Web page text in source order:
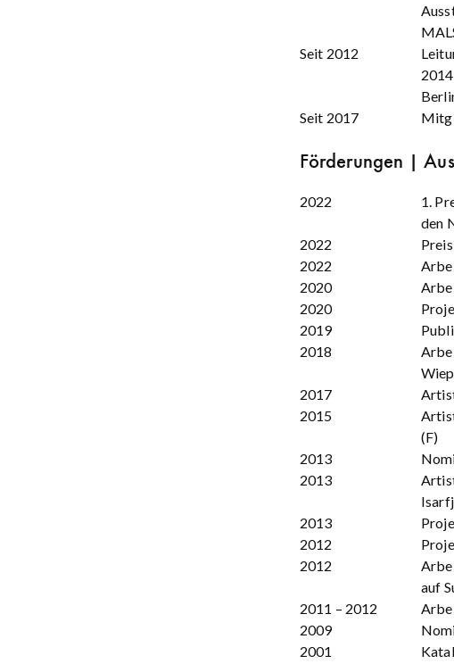
Seit 2012
Seit 2017
Förderungen |
2022
1.
den
2022
2022
2020
2020
2019
2018
2017
2015
(F)
2013
2013
2013
2012
2012
auf
2011 – 2012
2009
2001